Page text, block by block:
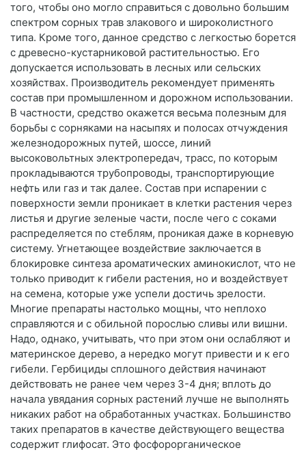
того, чтобы оно могло справиться с довольно большим
спектром сорных трав злакового и широколистного
типа. Кроме того, данное средство с легкостью борется
с древесно-кустарниковой растительностью. Его
допускается использовать в лесных или сельских
хозяйствах. Производитель рекомендует применять
состав при промышленном и дорожном использовании.
В частности, средство окажется весьма полезным для
борьбы с сорняками на насыпях и полосах отчуждения
железнодорожных путей, шоссе, линий
высоковольтных электропередач, трасс, по которым
прокладываются трубопроводы, транспортирующие
нефть или газ и так далее. Состав при испарении с
поверхности земли проникает в клетки растения через
листья и другие зеленые части, после чего с соками
распределяется по стеблям, проникая даже в корневую
систему. Угнетающее воздействие заключается в
блокировке синтеза ароматических аминокислот, что не
только приводит к гибели растения, но и воздействует
на семена, которые уже успели достичь зрелости.
Многие препараты настолько мощны, что неплохо
справляются и с обильной порослью сливы или вишни.
Надо, однако, учитывать, что при этом они ослабляют и
материнское дерево, а нередко могут привести и к его
гибели. Гербициды сплошного действия начинают
действовать не ранее чем через 3-4 дня; вплоть до
начала увядания сорных растений лучше не выполнять
никаких работ на обработанных участках. Большинство
таких препаратов в качестве действующего вещества
содержит глифосат. Это фосфорорганическое